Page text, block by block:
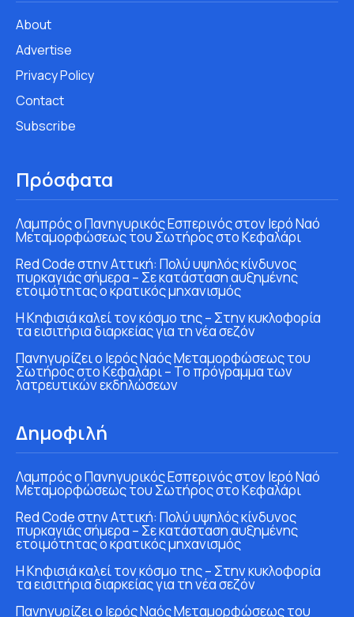
About
Advertise
Privacy Policy
Contact
Subscribe
Πρόσφατα
Λαμπρός ο Πανηγυρικός Εσπερινός στον Ιερό Ναό
Μεταμορφώσεως του Σωτήρος στο Κεφαλάρι
Red Code στην Αττική: Πολύ υψηλός κίνδυνος
πυρκαγιάς σήμερα – Σε κατάσταση αυξημένης
ετοιμότητας ο κρατικός μηχανισμός
Η Κηφισιά καλεί τον κόσμο της – Στην κυκλοφορία
τα εισιτήρια διαρκείας για τη νέα σεζόν
Πανηγυρίζει ο Ιερός Ναός Μεταμορφώσεως του
Σωτήρος στο Κεφαλάρι – Το πρόγραμμα των
λατρευτικών εκδηλώσεων
Δημοφιλή
Λαμπρός ο Πανηγυρικός Εσπερινός στον Ιερό Ναό
Μεταμορφώσεως του Σωτήρος στο Κεφαλάρι
Red Code στην Αττική: Πολύ υψηλός κίνδυνος
πυρκαγιάς σήμερα – Σε κατάσταση αυξημένης
ετοιμότητας ο κρατικός μηχανισμός
Η Κηφισιά καλεί τον κόσμο της – Στην κυκλοφορία
τα εισιτήρια διαρκείας για τη νέα σεζόν
Πανηγυρίζει ο Ιερός Ναός Μεταμορφώσεως του